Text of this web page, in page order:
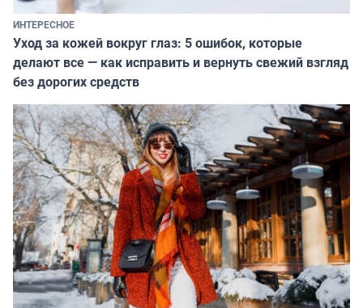
ИНТЕРЕСНОЕ
Уход за кожей вокруг глаз: 5 ошибок, которые
делают все — как исправить и вернуть свежий взгляд
без дорогих средств